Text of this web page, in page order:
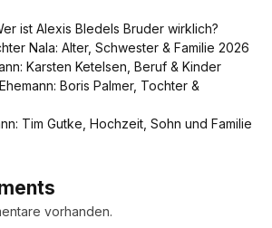
ist Alexis Bledels Bruder wirklich?
Nala: Alter, Schwester & Familie 2026
Karsten Ketelsen, Beruf & Kinder
Boris Palmer, Tochter &
Tim Gutke, Hochzeit, Sohn und Familie
vorhanden.